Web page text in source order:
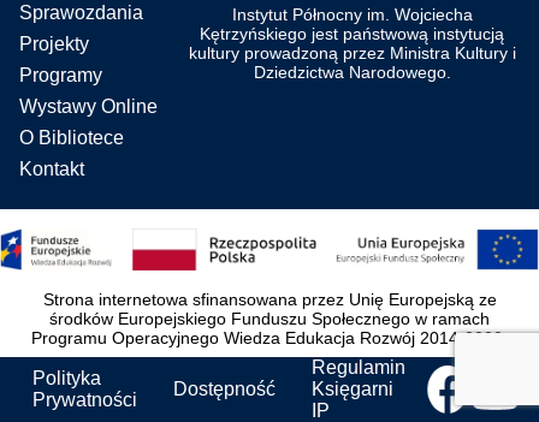
Sprawozdania
Projekty
Programy
Wystawy Online
O Bibliotece
Kontakt
Instytut Północny im. Wojciecha
Kętrzyńskiego jest państwową instytucją
kultury prowadzoną przez Ministra Kultury i
Dziedzictwa Narodowego.
Strona internetowa sfinansowana przez Unię Europejską ze
środków Europejskiego Funduszu Społecznego w ramach
Programu Operacyjnego Wiedza Edukacja Rozwój 2014-2020.
Polityka
Prywatności
Dostępność
Regulamin
Księgarni
IP